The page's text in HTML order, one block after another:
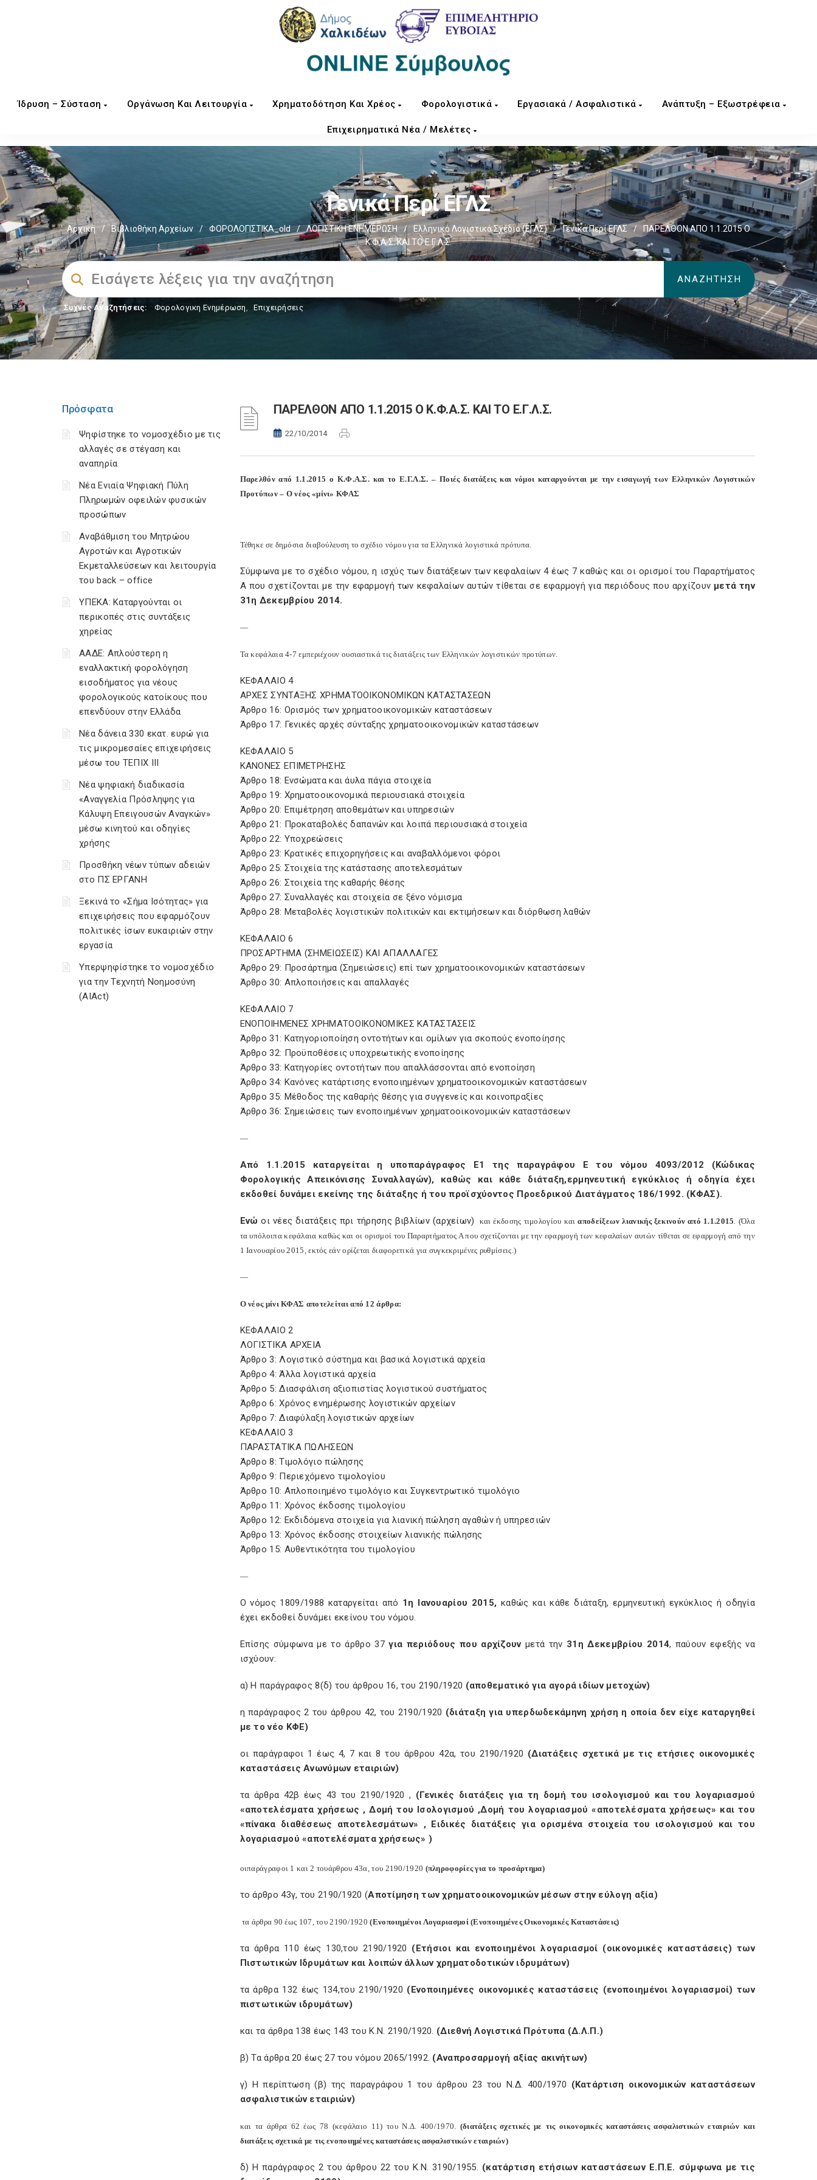
Ίδρυση – Σύσταση Οργάνωση Και Λειτουργία Χρηματοδότηση Και Χρέος Φορολογιστικά Εργασιακά / Ασφαλιστικά Ανάπτυξη – Εξωστρέφεια
Επιχειρηματικά Νέα / Μελέτες
Γενικά Περί ΕΓΛΣ
Αρχική / Βιβλιοθήκη Αρχείων / ΦΟΡΟΛΟΓΙΣΤΙΚΑ_old / ΛΟΓΙΣΤΙΚΗ ΕΝΗΜΕΡΩΣΗ / Ελληνικό Λογιστικό Σχέδιο (ΕΓΛΣ) / Γενικά Περί ΕΓΛΣ /
ΠΑΡΕΛΘΟΝ ΑΠΟ 1.1.2015 Ο
Κ.Φ.Α.Σ. ΚΑΙ ΤΟ Ε.Γ.Λ.Σ.
Συχνές Αναζητήσεις: Φορολογικη Ενημέρωση, Επιχειρήσεις
Πρόσφατα
Ψηφίστηκε το νομοσχέδιο με τις
αλλαγές σε στέγαση και
αναπηρία
Νέα Ενιαία Ψηφιακή Πύλη
Πληρωμών οφειλών φυσικών
προσώπων
Αναβάθμιση του Μητρώου
Αγροτών και Αγροτικών
Εκμεταλλεύσεων και λειτουργία
του back – office
ΥΠΕΚΑ: Καταργούνται οι
περικοπές στις συντάξεις
χηρείας
ΑΑΔΕ: Απλούστερη η
εναλλακτική φορολόγηση
εισοδήματος για νέους
φορολογικούς κατοίκους που
επενδύουν στην Ελλάδα
Νέα δάνεια 330 εκατ. ευρώ για
τις μικρομεσαίες επιχειρήσεις
μέσω του ΤΕΠΙΧ ΙΙΙ
Νέα ψηφιακή διαδικασία
«Αναγγελία Πρόσληψης για
Κάλυψη Επειγουσών Αναγκών»
μέσω κινητού και οδηγίες
χρήσης
Προσθήκη νέων τύπων αδειών
στο ΠΣ ΕΡΓΑΝΗ
Ξεκινά το «Σήμα Ισότητας» για
επιχειρήσεις που εφαρμόζουν
πολιτικές ίσων ευκαιριών στην
εργασία
Υπερψηφίστηκε το νομοσχέδιο
για την Τεχνητή Νοημοσύνη
(AIAct)
ΠΑΡΕΛΘΟΝ ΑΠΟ 1.1.2015 Ο Κ.Φ.Α.Σ. ΚΑΙ ΤΟ Ε.Γ.Λ.Σ.
22/10/2014
Παρελθόν από 1.1.2015 ο Κ.Φ.Α.Σ. και το Ε.Γ.Λ.Σ. – Ποιές διατάξεις και νόμοι καταργούνται με την εισαγωγή των Ελληνικών Λογιστικών
Προτύπων – Ο νέος «μίνι» ΚΦΑΣ
Τέθηκε σε δημόσια διαβούλευση το σχέδιο νόμου για τα Ελληνικά λογιστικά πρότυπα.
Σύμφωνα με το σχέδιο νόμου, η ισχύς των διατάξεων των κεφαλαίων 4 έως 7 καθώς και οι ορισμοί του Παραρτήματος
Α που σχετίζονται με την εφαρμογή των κεφαλαίων αυτών τίθεται σε εφαρμογή για περιόδους που αρχίζουν μετά την
31η Δεκεμβρίου 2014.
—
Τα κεφάλαια 4-7 εμπεριέχουν ουσιαστικά τις διατάξεις των Ελληνικών λογιστικών προτύπων.
ΚΕΦΑΛΑΙΟ 4
ΑΡΧΕΣ ΣΥΝΤΑΞΗΣ ΧΡΗΜΑΤΟΟΙΚΟΝΟΜΙΚΩΝ ΚΑΤΑΣΤΑΣΕΩΝ
Άρθρο 16: Ορισμός των χρηματοοικονομικών καταστάσεων
Άρθρο 17: Γενικές αρχές σύνταξης χρηματοοικονομικών καταστάσεων
ΚΕΦΑΛΑΙΟ 5
ΚΑΝΟΝΕΣ ΕΠΙΜΕΤΡΗΣΗΣ
Άρθρο 18: Ενσώματα και άυλα πάγια στοιχεία
Άρθρο 19: Χρηματοοικονομικά περιουσιακά στοιχεία
Άρθρο 20: Επιμέτρηση αποθεμάτων και υπηρεσιών
Άρθρο 21: Προκαταβολές δαπανών και λοιπά περιουσιακά στοιχεία
Άρθρο 22: Υποχρεώσεις
Άρθρο 23: Κρατικές επιχορηγήσεις και αναβαλλόμενοι φόροι
Άρθρο 25: Στοιχεία της κατάστασης αποτελεσμάτων
Άρθρο 26: Στοιχεία της καθαρής θέσης
Άρθρο 27: Συναλλαγές και στοιχεία σε ξένο νόμισμα
Άρθρο 28: Μεταβολές λογιστικών πολιτικών και εκτιμήσεων και διόρθωση λαθών
ΚΕΦΑΛΑΙΟ 6
ΠΡΟΣΑΡΤΗΜΑ (ΣΗΜΕΙΩΣΕΙΣ) ΚΑΙ ΑΠΑΛΛΑΓΕΣ
Άρθρο 29: Προσάρτημα (Σημειώσεις) επί των χρηματοοικονομικών καταστάσεων
Άρθρο 30: Απλοποιήσεις και απαλλαγές
ΚΕΦΑΛΑΙΟ 7
ΕΝΟΠΟΙΗΜΕΝΕΣ ΧΡΗΜΑΤΟΟΙΚΟΝΟΜΙΚΕΣ ΚΑΤΑΣΤΑΣΕΙΣ
Άρθρο 31: Κατηγοριοποίηση οντοτήτων και ομίλων για σκοπούς ενοποίησης
Άρθρο 32: Προϋποθέσεις υποχρεωτικής ενοποίησης
Άρθρο 33: Κατηγορίες οντοτήτων που απαλλάσσονται από ενοποίηση
Άρθρο 34: Κανόνες κατάρτισης ενοποιημένων χρηματοοικονομικών καταστάσεων
Άρθρο 35: Μέθοδος της καθαρής θέσης για συγγενείς και κοινοπραξίες
Άρθρο 36: Σημειώσεις των ενοποιημένων χρηματοοικονομικών καταστάσεων
—
Από 1.1.2015 καταργείται η υποπαράγραφος Ε1 της παραγράφου Ε του νόμου 4093/2012 (Κώδικας
Φορολογικής Απεικόνισης Συναλλαγών), καθώς και κάθε διάταξη,ερμηνευτική εγκύκλιος ή οδηγία έχει
εκδοθεί δυνάμει εκείνης της διάταξης ή του προϊσχύοντος Προεδρικού Διατάγματος 186/1992. (ΚΦΑΣ).
Ενώ οι νέες διατάξεις πρι τήρησης βιβλίων (αρχείων) και έκδοσης τιμολογίου και αποδείξεων λιανικής ξεκινούν από 1.1.2015. (Όλα
τα υπόλοιπα κεφάλαια καθώς και οι ορισμοί του Παραρτήματος Α που σχετίζονται με την εφαρμογή των κεφαλαίων αυτών τίθεται σε εφαρμογή από την
1 Ιανουαρίου 2015, εκτός εάν ορίζεται διαφορετικά για συγκεκριμένες ρυθμίσεις.)
—
Ο νέος μίνι ΚΦΑΣ αποτελείται από 12 άρθρα:
ΚΕΦΑΛΑΙΟ 2
ΛΟΓΙΣΤΙΚΑ ΑΡΧΕΙΑ
Άρθρο 3: Λογιστικό σύστημα και βασικά λογιστικά αρχεία
Άρθρο 4: Άλλα λογιστικά αρχεία
Άρθρο 5: Διασφάλιση αξιοπιστίας λογιστικού συστήματος
Άρθρο 6: Χρόνος ενημέρωσης λογιστικών αρχείων
Άρθρο 7: Διαφύλαξη λογιστικών αρχείων
ΚΕΦΑΛΑΙΟ 3
ΠΑΡΑΣΤΑΤΙΚΑ ΠΩΛΗΣΕΩΝ
Άρθρο 8: Τιμολόγιο πώλησης
Άρθρο 9: Περιεχόμενο τιμολογίου
Άρθρο 10: Απλοποιημένο τιμολόγιο και Συγκεντρωτικό τιμολόγιο
Άρθρο 11: Χρόνος έκδοσης τιμολογίου
Άρθρο 12: Εκδιδόμενα στοιχεία για λιανική πώληση αγαθών ή υπηρεσιών
Άρθρο 13: Χρόνος έκδοσης στοιχείων λιανικής πώλησης
Άρθρο 15: Αυθεντικότητα του τιμολογίου
—
Ο νόμος 1809/1988 καταργείται από 1η Ιανουαρίου 2015, καθώς και κάθε διάταξη, ερμηνευτική εγκύκλιος ή οδηγία
έχει εκδοθεί δυνάμει εκείνου του νόμου.
Επίσης σύμφωνα με το άρθρο 37για περιόδους που αρχίζουνμετά την 31η Δεκεμβρίου 2014, παύουν εφεξής να
ισχύουν:
α) Η παράγραφος 8(δ) του άρθρου 16, του 2190/1920 (αποθεματικό για αγορά ιδίων μετοχών)
η παράγραφος 2 του άρθρου 42, του 2190/1920 (διάταξη για υπερδωδεκάμηνη χρήση η οποία δεν είχε καταργηθεί
με το νέο ΚΦΕ)
οι παράγραφοι 1 έως 4, 7 και 8 του άρθρου 42α, του 2190/1920 (Διατάξεις σχετικά με τις ετήσιες οικονομικές
καταστάσεις Ανωνύμων εταιριών)
τα άρθρα 42β έως 43 του 2190/1920 , (Γενικές διατάξεις για τη δομή του ισολογισμού και του λογαριασμού
«αποτελέσματα χρήσεως , Δομή του Ισολογισμού ,Δομή του λογαριασμού «αποτελέσματα χρήσεως» και του
«πίνακα διαθέσεως αποτελεσμάτων» , Ειδικές διατάξεις για ορισμένα στοιχεία του ισολογισμού και του
λογαριασμού «αποτελέσματα χρήσεως» )
οιπαράγραφοι 1και2 τουάρθρου 43α,του 2190/1920 (πληροφορίες για το προσάρτημα)
το άρθρο 43γ, του 2190/1920 (Αποτίμηση των χρηματοοικονομικών μέσων στην εύλογη αξία)
τα άρθρα 90 έως 107, του 2190/1920(Ενοποιημένοι Λογαριασμοί (Ενοποιημένες Οικονομικές Καταστάσεις)
τα άρθρα 110 έως 130,του 2190/1920 (Ετήσιοι και ενοποιημένοι λογαριασμοί (οικονομικές καταστάσεις) των
Πιστωτικών Ιδρυμάτων και λοιπών άλλων χρηματοδοτικών ιδρυμάτων)
τα άρθρα 132 έως 134,του 2190/1920 (Ενοποιημένες οικονομικές καταστάσεις (ενοποιημένοι λογαριασμοί) των
πιστωτικών ιδρυμάτων)
και τα άρθρα 138 έως 143 του Κ.Ν. 2190/1920. (Διεθνή Λογιστικά Πρότυπα (Δ.Λ.Π.)
β) Τα άρθρα 20 έως 27 του νόμου 2065/1992. (Αναπροσαρμογή αξίας ακινήτων)
γ) Η περίπτωση (β) της παραγράφου 1 του άρθρου 23 του Ν.Δ. 400/1970 (Κατάρτιση οικονομικών καταστάσεων
ασφαλιστικών εταιριών)
και τα άρθρα 62 έως 78 (κεφάλαιο 11) του Ν.Δ. 400/1970. (διατάξεις σχετικές με τις οικονομικές καταστάσεις ασφαλιστικών εταιριών και
διατάξεις σχετικά με τις ενοποιημένες καταστάσεις ασφαλιστικών εταιριών)
δ) Η παράγραφος 2 του άρθρου 22 του Κ.Ν. 3190/1955. (κατάρτιση ετήσιων καταστάσεων Ε.Π.Ε. σύμφωνα με τις